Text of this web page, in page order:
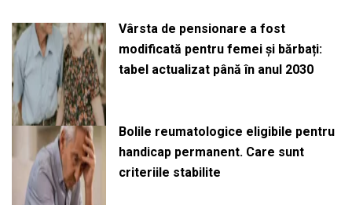
Vârsta de pensionare a fost
modificată pentru femei și bărbați:
tabel actualizat până în anul 2030
Bolile reumatologice eligibile pentru
handicap permanent. Care sunt
criteriile stabilite